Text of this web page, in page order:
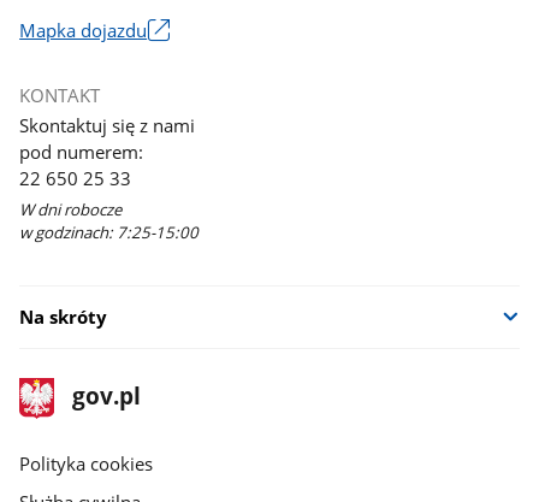
Mapka dojazdu
się
w
nowym
oknie
KONTAKT
Skontaktuj się z nami
pod numerem:
22 650 25 33
W dni robocze
w godzinach: 7:25-15:00
Na skróty
stopka
gov.pl
Strona
gov.pl
gov.pl
Polityka cookies